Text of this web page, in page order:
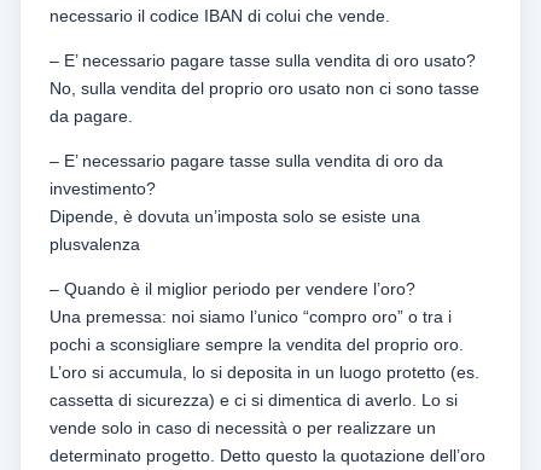
necessario il codice IBAN di colui che vende.
– E’ necessario pagare tasse sulla vendita di oro usato?
No, sulla vendita del proprio oro usato non ci sono tasse
da pagare.
– E’ necessario pagare tasse sulla vendita di oro da
investimento?
Dipende, è dovuta un’imposta solo se esiste una
plusvalenza
– Quando è il miglior periodo per vendere l’oro?
Una premessa: noi siamo l’unico “compro oro” o tra i
pochi a sconsigliare sempre la vendita del proprio oro.
L’oro si accumula, lo si deposita in un luogo protetto (es.
cassetta di sicurezza) e ci si dimentica di averlo. Lo si
vende solo in caso di necessità o per realizzare un
determinato progetto. Detto questo la quotazione dell’oro